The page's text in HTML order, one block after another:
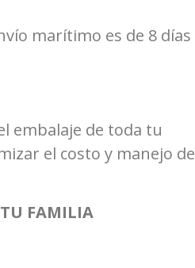
marítimo es de 8 días
embalaje de toda tu
el costo y manejo de
FAMILIA